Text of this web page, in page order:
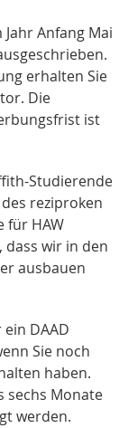
Anfang Mai
erhalten Sie
Die
ist
Studierende
reziproken
für HAW
wir in den
ausbauen
DAAD
Sie noch
haben.
sechs Monate
werden.